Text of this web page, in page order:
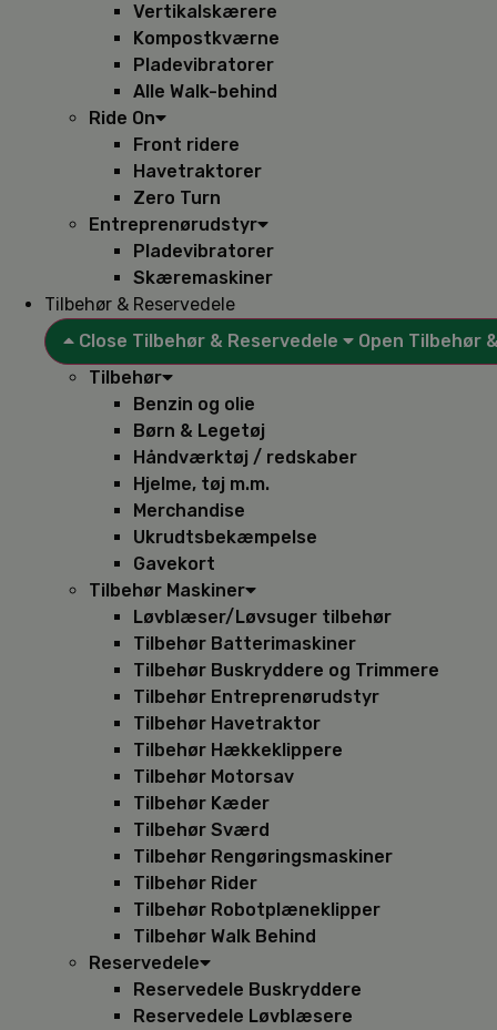
Vertikalskærere
Kompostkværne
Pladevibratorer
Alle Walk-behind
Ride On
Front ridere
Havetraktorer
Zero Turn
Entreprenørudstyr
Pladevibratorer
Skæremaskiner
Tilbehør & Reservedele
Close Tilbehør & Reservedele
Open Tilbehør
Tilbehør
Benzin og olie
Børn & Legetøj
Håndværktøj / redskaber
Hjelme, tøj m.m.
Merchandise
Ukrudtsbekæmpelse
Gavekort
Tilbehør Maskiner
Løvblæser/Løvsuger tilbehør
Tilbehør Batterimaskiner
Tilbehør Buskryddere og Trimmere
Tilbehør Entreprenørudstyr
Tilbehør Havetraktor
Tilbehør Hækkeklippere
Tilbehør Motorsav
Tilbehør Kæder
Tilbehør Sværd
Tilbehør Rengøringsmaskiner
Tilbehør Rider
Tilbehør Robotplæneklipper
Tilbehør Walk Behind
Reservedele
Reservedele Buskryddere
Reservedele Løvblæsere